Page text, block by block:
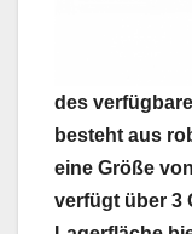
des
besteht aus
eine Größe
verfügt über 3